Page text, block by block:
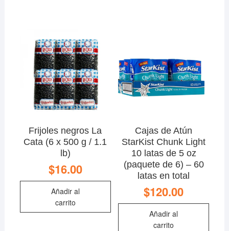
Frijoles negros La
Cata (6 x 500 g / 1.1
lb)
$16.00
Añadir al
carrito
Cajas de Atún
StarKist Chunk Light
10 latas de 5 oz
(paquete de 6) – 60
latas en total
$120.00
Añadir al
carrito